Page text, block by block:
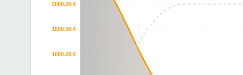
2000.00 €
1500.00 €
1000.00 €